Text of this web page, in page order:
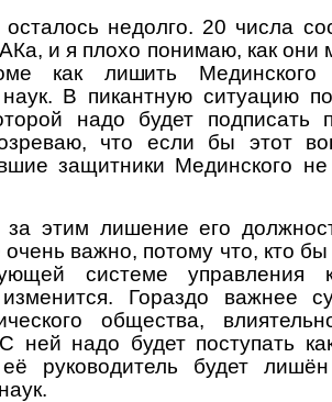
недолго. 20 числа
и я плохо понимаю, как они
как лишить Мединского
наук. В пикантную ситуацию
надо будет подписать
что если бы этот
защитники Мединского
за этим лишение его
важно, потому что, кто
системе управления
Гораздо важнее
общества,
ней надо будет поступать
руководитель будет